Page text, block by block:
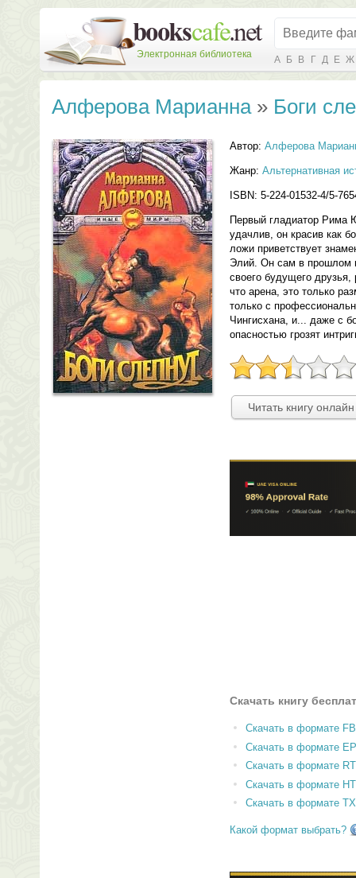
Электронная библиотека А Б В Г Д Е Ж
Алферова Марианна» Боги
Автор: Алферова
Жанр: Альтернативная
ISBN: 5-224-01532-4/5-
Первый гладиатор Рима
удачлив, он красив как
ложи приветствует
Элий. Он сам в прошлом
своего будущего
что арена, это только
только с
Чингисхана, и... даже с
опасностью грозят
Читать книгу
Скачать книгу
Скачать в формате
Скачать в формате
Скачать в формате
Скачать в формате
Скачать в формате
Какой формат выбрать?